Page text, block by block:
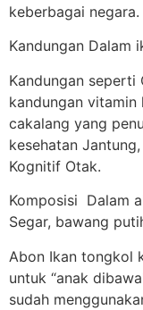
keberbagai negara.
Kandungan Dalam
Kandungan seperti
kandungan
cakalang yang
kesehatan
Kognitif Otak.
Komposisi Dalam
Segar, bawang
Abon Ikan tongkol
untuk “anak
sudah